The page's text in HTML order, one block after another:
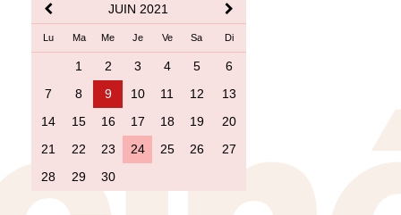
JUIN 2021
Lu Ma Me Je Ve Sa Di
1 2 3 4 5
6
7
8 9 10 11 12
13
14
15 16 17 18 19
20
21
22 23 24 25 26
27
28
29 30